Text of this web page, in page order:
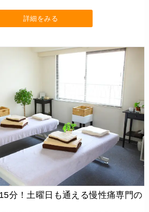
詳細をみる
分！土曜日も通える慢性痛専門の